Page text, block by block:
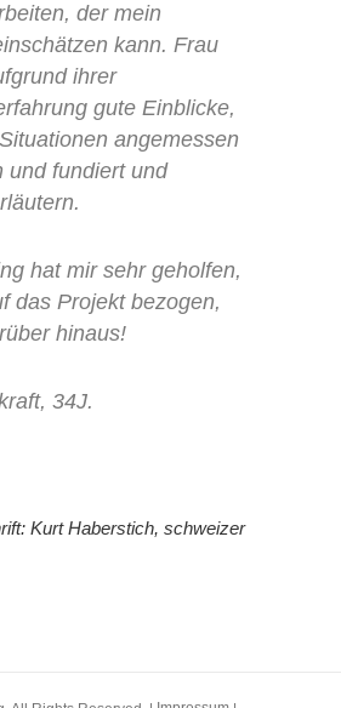
der mein
kann. Frau
ihrer
gute Einblicke,
angemessen
und fundiert und
hat mir sehr geholfen,
das Projekt bezogen,
hinaus!
34J.
Kurt Haberstich, schweizer